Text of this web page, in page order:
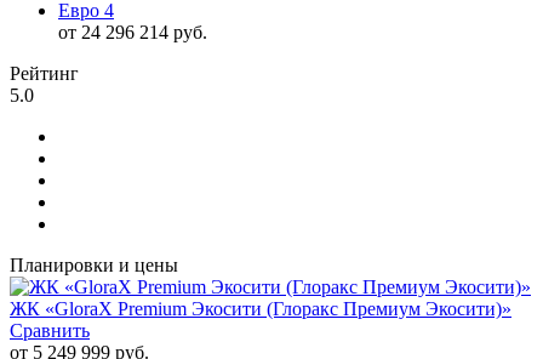
Евро 4
от 24 296 214 руб.
Рейтинг
5.0
Планировки и цены
ЖК «GloraX Premium Экосити (Глоракс Премиум Экосити)»
Сравнить
от 5 249 999 руб.